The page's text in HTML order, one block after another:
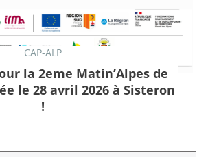
CAP-ALP
la 2eme Matin’Alpes de
le 28 avril 2026 à Sisteron
!